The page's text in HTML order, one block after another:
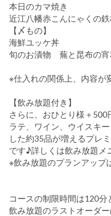
本日のカマ焼き
近江八幡赤こんにゃくの
【〆もの】
海鮮ユッケ丼
旬のお漬物 蕪と昆布の宵
※仕入れの関係上、内容が
【飲み放題付き】
さらに、おひとり様＋500
ラテ、ワイン、ウイスキ
した約35品が増えるプレ
です♪詳しくは飲み放題メ
※飲み放題のプランアップ
コースの制限時間は120分
飲み放題のラストオーダ